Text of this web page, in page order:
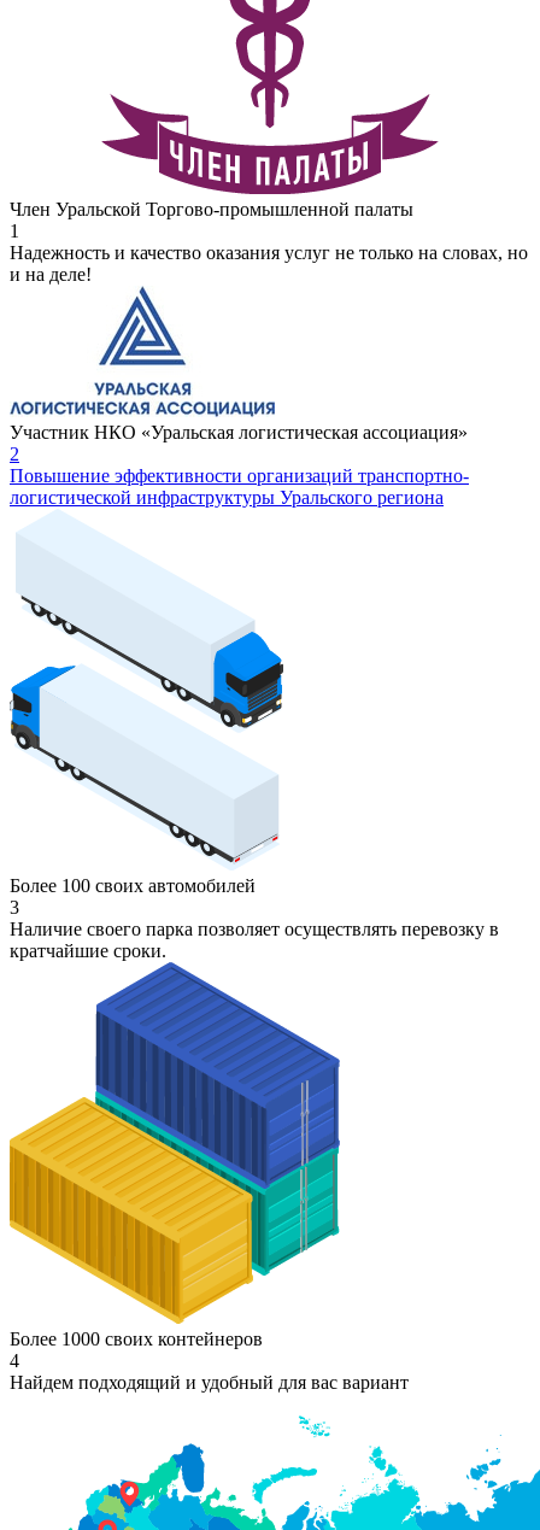
Член Уральской Торгово-промышленной палаты
1
Надежность и качество оказания услуг не только на словах, но
и на деле!
Участник НКО «Уральская логистическая ассоциация»
2
Повышение эффективности организаций транспортно-
логистической инфраструктуры Уральского региона
Более 100 своих автомобилей
3
Наличие своего парка позволяет осуществлять перевозку в
кратчайшие сроки.
Более 1000 своих контейнеров
4
Найдем подходящий и удобный для вас вариант